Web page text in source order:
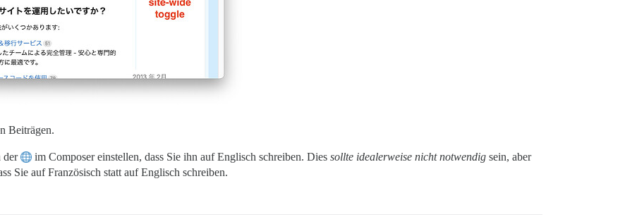
Beiträgen.
der im Composer einstellen, dass Sie ihn auf Englisch schreiben. Dies sollte idealerweise nicht notwendig sein, aber
Sie auf Französisch statt auf Englisch schreiben.